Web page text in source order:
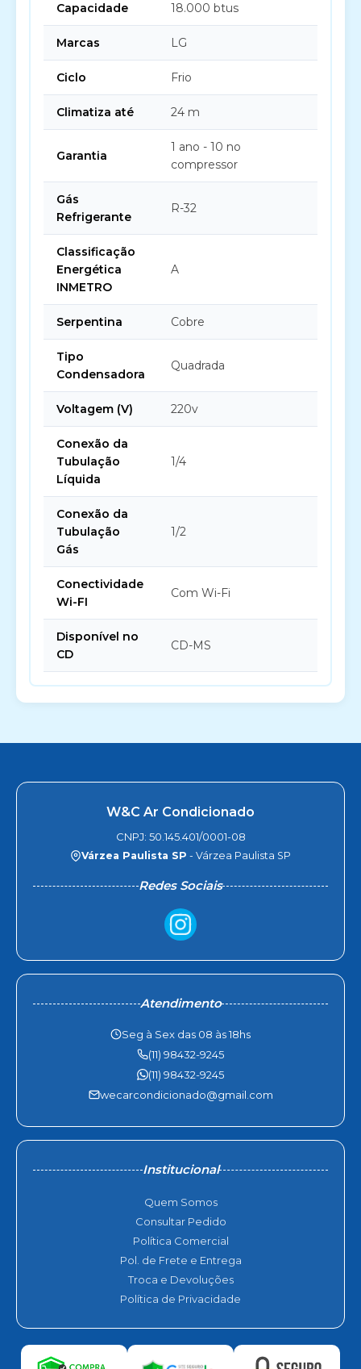
Capacidade 18.000 btus
Marcas LG
Ciclo Frio
Climatiza até 24 m
Garantia
1 ano - 10 no
compressor
Gás
Refrigerante
R-32
Classificação
Energética
INMETRO
A
Serpentina Cobre
Tipo
Condensadora
Quadrada
Voltagem (V) 220v
Conexão da
Tubulação
Líquida
1/4
Conexão da
Tubulação
Gás
1/2
Conectividade
Wi-FI
Com Wi-Fi
Disponível no
CD
CD-MS
W&C Ar Condicionado
CNPJ: 50.145.401/0001-08
Várzea Paulista SP - Várzea Paulista SP
Redes Sociais
Atendimento
Seg à Sex das 08 às 18hs
(11) 98432-9245
(11) 98432-9245
wecarcondicionado@gmail.com
Institucional
Quem Somos
Consultar Pedido
Política Comercial
Pol. de Frete e Entrega
Troca e Devoluções
Política de Privacidade